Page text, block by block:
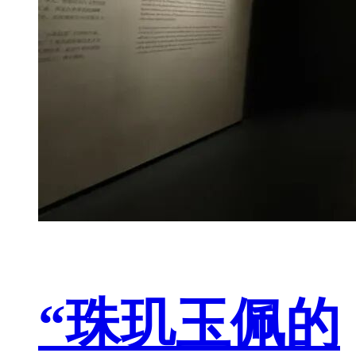
“珠玑玉佩的